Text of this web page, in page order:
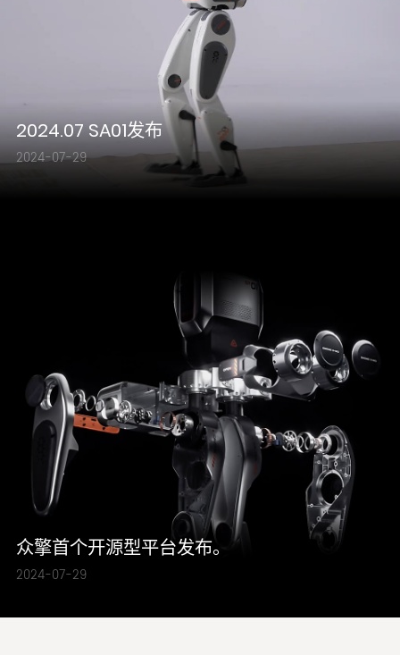
2024.07 SA01发布
2024-07-29
众擎首个开源型平台发布。
2024-07-29